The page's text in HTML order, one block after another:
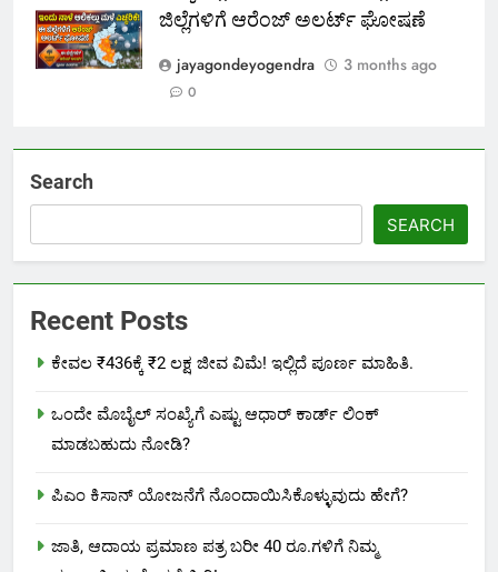
ಜಿಲ್ಲೆಗಳಿಗೆ ಆರೆಂಜ್ ಅಲರ್ಟ್ ಘೋಷಣೆ
jayagondeyogendra
3 months ago
0
Search
SEARCH
Recent Posts
ಕೇವಲ ₹436ಕ್ಕೆ ₹2 ಲಕ್ಷ ಜೀವ ವಿಮೆ! ಇಲ್ಲಿದೆ ಪೂರ್ಣ ಮಾಹಿತಿ.
ಒಂದೇ ಮೊಬೈಲ್ ಸಂಖ್ಯೆಗೆ ಎಷ್ಟು ಆಧಾರ್ ಕಾರ್ಡ್ ಲಿಂಕ್
ಮಾಡಬಹುದು ನೋಡಿ?
ಪಿಎಂ ಕಿಸಾನ್ ಯೋಜನೆಗೆ ನೊಂದಾಯಿಸಿಕೊಳ್ಳುವುದು ಹೇಗೆ?
ಜಾತಿ, ಆದಾಯ ಪ್ರಮಾಣ ಪತ್ರ ಬರೀ 40 ರೂ.ಗಳಿಗೆ ನಿಮ್ಮ